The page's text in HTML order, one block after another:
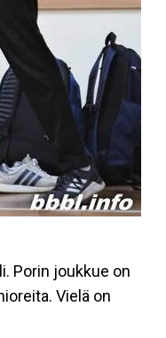
Porin joukkue on
Vielä on